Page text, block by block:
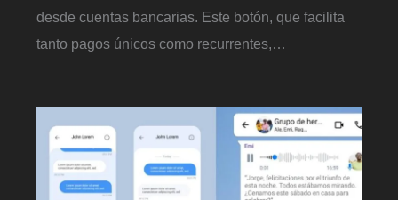
desde cuentas bancarias. Este botón, que facilita
tanto pagos únicos como recurrentes,…